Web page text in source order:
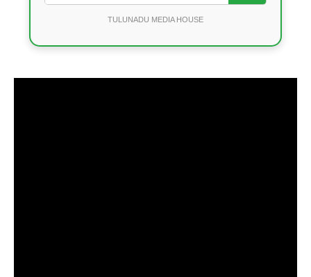
TULUNADU MEDIA HOUSE